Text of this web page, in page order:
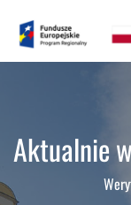
Aktualnie